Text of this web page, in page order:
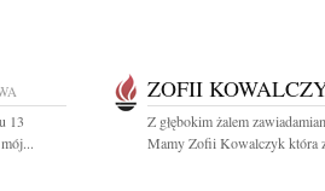
13
ZOFII
Z głębokim żalem
Mamy Zofii Kowalczyk która